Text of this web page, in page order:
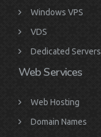
Windows VPS
VDS
Dedicated Servers
Web Services
Web Hosting
Domain Names